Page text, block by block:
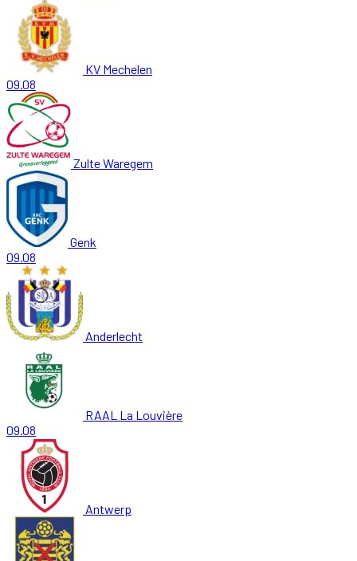
KV Mechelen
09.08
Zulte Waregem
Genk
09.08
Anderlecht
RAAL La Louvière
09.08
Antwerp